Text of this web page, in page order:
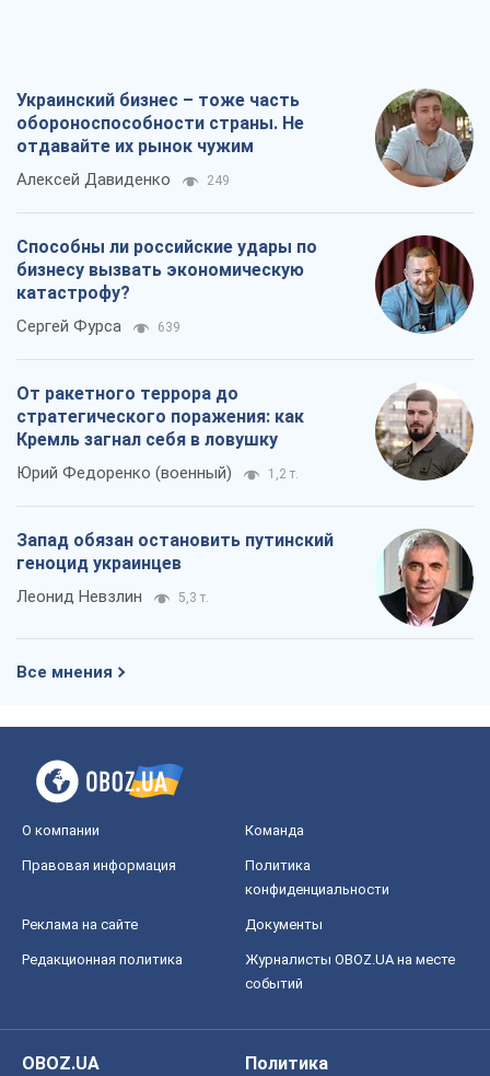
Украинский бизнес – тоже часть
обороноспособности страны. Не
отдавайте их рынок чужим
Алексей Давиденко 249
Способны ли российские удары по
бизнесу вызвать экономическую
катастрофу?
Сергей Фурса 639
От ракетного террора до
стратегического поражения: как
Кремль загнал себя в ловушку
Юрий Федоренко (военный) 1,2 т.
Запад обязан остановить путинский
геноцид украинцев
Леонид Невзлин 5,3 т.
Все мнения
О компании Команда
Правовая информация
Политика
конфиденциальности
Реклама на сайте Документы
Редакционная политика
Журналисты OBOZ.UA на месте
событий
OBOZ.UA
Политика